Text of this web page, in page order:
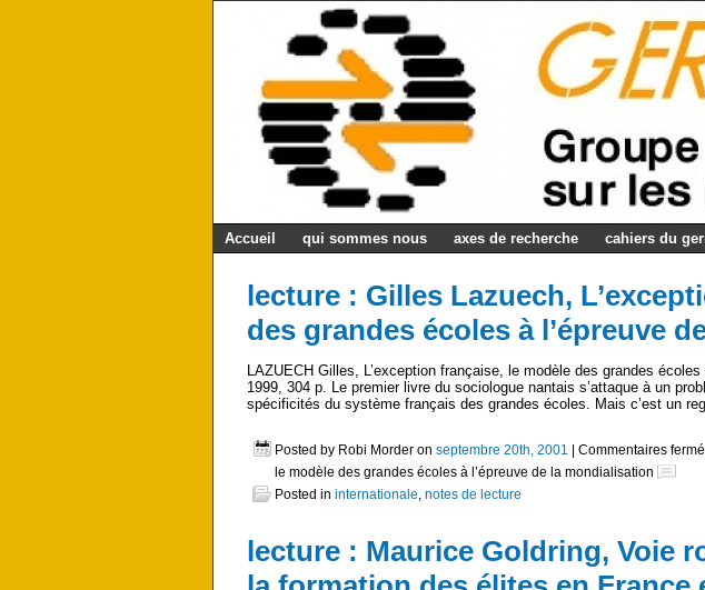
Accueil qui sommes nous axes de recherche cahiers du
lecture : Gilles Lazuech,
des grandes écoles à l’épreuve
LAZUECH Gilles, L’exception française, le modèle des grandes
1999, 304 p. Le premier livre du sociologue nantais s’attaque à un
spécificités du système français des grandes écoles. Mais c’est un
Posted by Robi Morder on septembre 20th, 2001 Commentaires
le modèle des grandes écoles à l’épreuve de la mondialisation
Posted in internationale notes de lecture
lecture : Maurice Goldring, Voie